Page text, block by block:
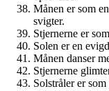
Månen er som
svigter.
Stjernerne er
Solen er en
Månen danser
Stjernerne
Solstråler er